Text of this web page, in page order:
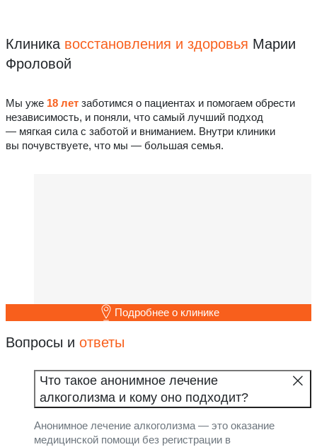
Клиника восстановления и здоровья Марии
Фроловой
Мы уже 18 лет заботимся о пациентах и помогаем обрести
независимость, и поняли, что самый лучший подход
— мягкая сила с заботой и вниманием. Внутри клиники
вы почувствуете, что мы — большая семья.
Подробнее о клинике
Вопросы и ответы
Что такое анонимное лечение
алкоголизма и кому оно подходит?
Анонимное лечение алкоголизма — это оказание
медицинской помощи без регистрации в